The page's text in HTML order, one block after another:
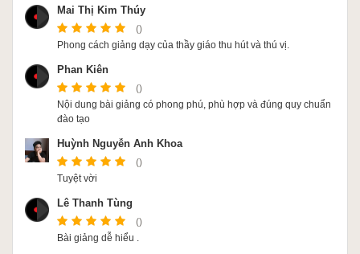
Mai Thị Kim Thúy
()
Phong cách giảng dạy của thầy giáo thu hút và thú vị.
Phan Kiên
()
Nội dung bài giảng có phong phú, phù hợp và đúng quy chuẩn
đào tạo
Huỳnh Nguyễn Anh Khoa
()
Tuyệt vời
Lê Thanh Tùng
()
Bài giảng dễ hiểu .